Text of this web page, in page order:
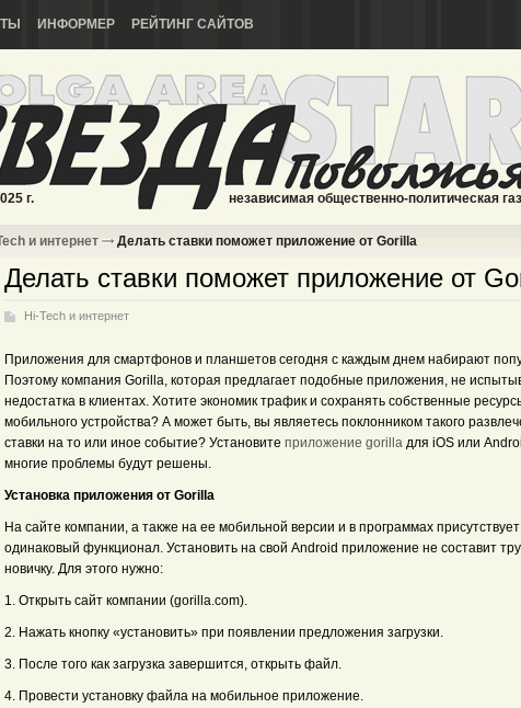
ИНФОРМЕР РЕЙТИНГ САЙТОВ
г. независимая общественно-политическая
и интернет Делать ставки поможет приложение от Gorilla
Делать ставки поможет приложение от
Hi-Tech и интернет
Приложения для смартфонов и планшетов сегодня с каждым днем набирают
Поэтому компания Gorilla, которая предлагает подобные приложения, не
недостатка в клиентах. Хотите экономик трафик и сохранять собственные
мобильного устройства? А может быть, вы являетесь поклонником такого
ставки на то или иное событие? Установите приложение gorilla для iOS или
многие проблемы будут решены.
Установка приложения от Gorilla
На сайте компании, а также на ее мобильной версии и в программах присутствует
одинаковый функционал. Установить на свой Android приложение не составит
новичку. Для этого нужно:
1. Открыть сайт компании (gorilla.com).
2. Нажать кнопку «установить» при появлении предложения загрузки.
3. После того как загрузка завершится, открыть файл.
4. Провести установку файла на мобильное приложение.